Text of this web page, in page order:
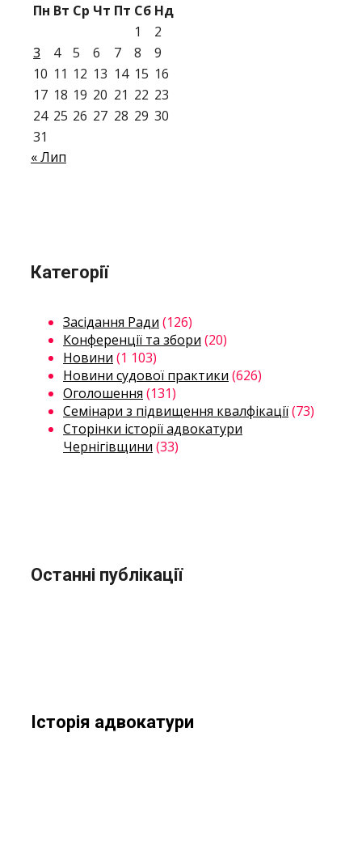
Пн Вт Ср Чт Пт Сб Нд
1
2
3
4 5 6 7 8
9
10 11 12 13 14 15 16
17 18 19 20 21 22 23
24 25 26 27 28 29 30
31
« Лип
Категорії
Засідання Ради (126)
Конференції та збори (20)
Новини (1 103)
Новини судової практики (626)
Оголошення (131)
Семінари з підвищення квалфікації(73)
Сторінки історії адвокатури
Чернігівщини (33)
Останні публікації
Історія адвокатури